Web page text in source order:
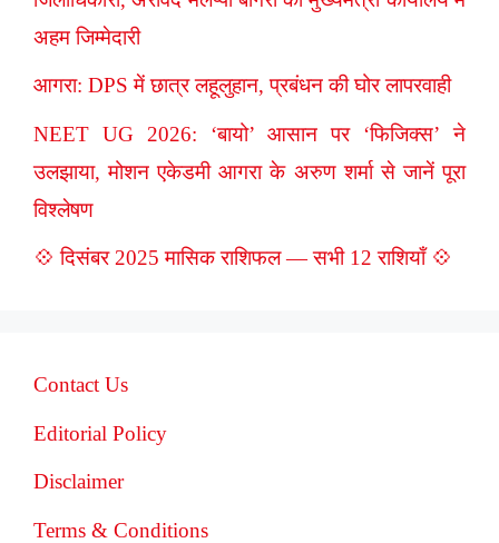
अहम जिम्मेदारी
आगरा: DPS में छात्र लहूलुहान, प्रबंधन की घोर लापरवाही
NEET UG 2026: ‘बायो’ आसान पर ‘फिजिक्स’ ने
उलझाया, मोशन एकेडमी आगरा के अरुण शर्मा से जानें पूरा
विश्लेषण
💠 दिसंबर 2025 मासिक राशिफल — सभी 12 राशियाँ 💠
Contact Us
Editorial Policy
Disclaimer
Terms & Conditions